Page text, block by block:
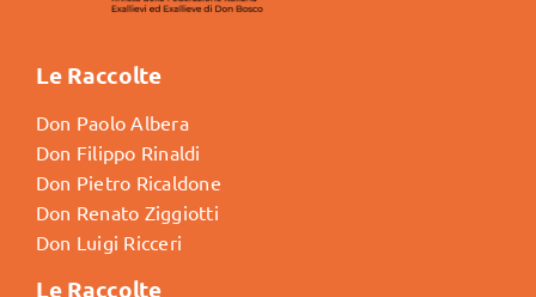
Le Raccolte
Don Paolo Albera
Don Filippo Rinaldi
Don Pietro Ricaldone
Don Renato Ziggiotti
Don Luigi Ricceri
Le Raccolte